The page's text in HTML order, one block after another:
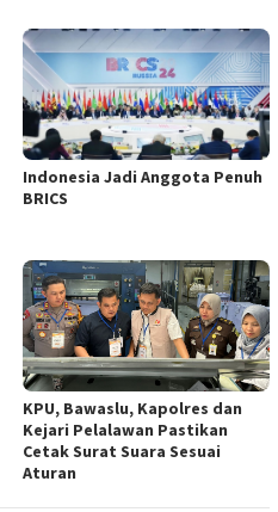
Indonesia Jadi Anggota Penuh
BRICS
KPU, Bawaslu, Kapolres dan
Kejari Pelalawan Pastikan
Cetak Surat Suara Sesuai
Aturan